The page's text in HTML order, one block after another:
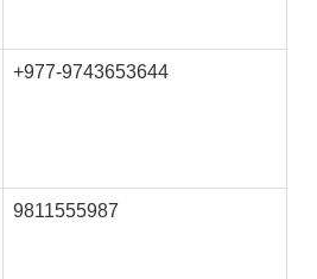
+977-9743653644
9811555987